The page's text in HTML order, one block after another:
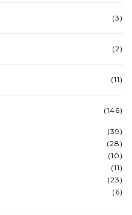
(3)
(2)
(11)
(146)
(39)
(28)
(10)
(11)
(23)
(6)